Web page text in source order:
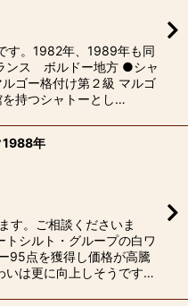
す。1982年、1989年も同
ンス ボルドー地方 ●シャ
ゴー格付け第２級 マルゴ
持つシャトーとし…
1988年
す。ご相談くださいま
トシルト・グループの白ワ
95点を獲得し価格が高騰
いは更に向上しそうです…